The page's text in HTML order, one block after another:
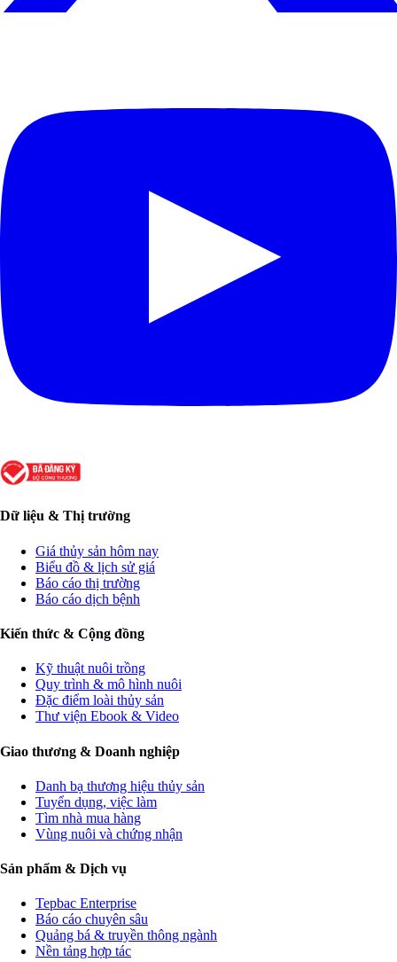
Dữ liệu & Thị trường
Giá thủy sản hôm nay
Biểu đồ & lịch sử giá
Báo cáo thị trường
Báo cáo dịch bệnh
Kiến thức & Cộng đồng
Kỹ thuật nuôi trồng
Quy trình & mô hình nuôi
Đặc điểm loài thủy sản
Thư viện Ebook & Video
Giao thương & Doanh nghiệp
Danh bạ thương hiệu thủy sản
Tuyển dụng, việc làm
Tìm nhà mua hàng
Vùng nuôi và chứng nhận
Sản phẩm & Dịch vụ
Tepbac Enterprise
Báo cáo chuyên sâu
Quảng bá & truyền thông ngành
Nền tảng hợp tác